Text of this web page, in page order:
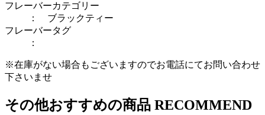
フレーバーカテゴリー
： ブラックティー
フレーバータグ
：
※在庫がない場合もございますのでお電話にてお問い合わせ
下さいませ
その他おすすめの商品 RECOMMEND